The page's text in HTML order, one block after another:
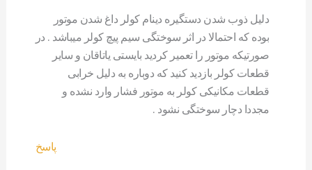
دلیل ذوب شدن دستگیره دینام کولر داغ شدن موتور
بوده که احتمالا در اثر سوختگی سیم پیچ کولر میباشد . در
صورتیکه موتور را تعمیر کردید بایستی یاتاقان و سایر
قطعات کولر بازدید کنید که دوباره به دلیل خرابی
قطعات مکانیکی کولر به موتور فشار وارد نشده و
مجددا دچار سوختگی نشود .
پاسخ